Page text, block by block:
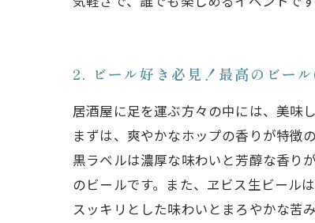
2. ビール好き必見！最高のビー
居酒屋に足を運ぶ方々の中には、美味
まずは、爽やかなホップの香りが特徴
黒ラベルは濃厚な味わいと芳醇な香り
のビールです。また、ヱビス生ビール
スッキリとした味わいとまろやかな苦